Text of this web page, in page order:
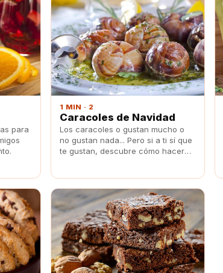
para
1 MIN · 2
Caracoles de Navidad
Los caracoles o gustan mucho o
no gustan nada... Pero si a ti sí que
te gustan, descubre cómo hacer